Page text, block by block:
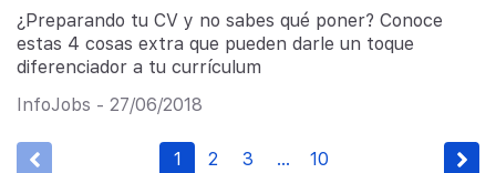
¿Preparando tu CV y no sabes qué poner? Conoce
estas 4 cosas extra que pueden darle un toque
diferenciador a tu currículum
InfoJobs - 27/06/2018
1 2 3 … 10